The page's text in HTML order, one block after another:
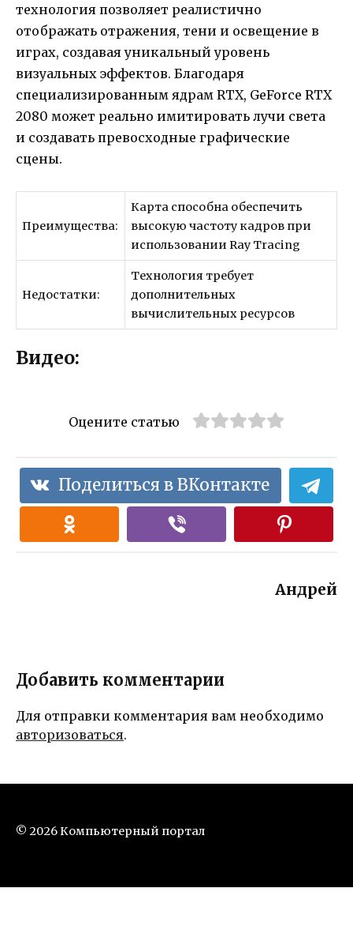
технология позволяет реалистично
отображать отражения, тени и освещение в
играх, создавая уникальный уровень
визуальных эффектов. Благодаря
специализированным ядрам RTX, GeForce RTX
2080 может реально имитировать лучи света
и создавать превосходные графические
сцены.
Преимущества:
Карта способна обеспечить
высокую частоту кадров при
использовании Ray Tracing
Недостатки:
Технология требует
дополнительных
вычислительных ресурсов
Видео:
Оцените статью
Поделиться в ВКонтакте
Андрей
Добавить комментарии
Для отправки комментария вам необходимо
авторизоваться.
© 2026 Компьютерный портал